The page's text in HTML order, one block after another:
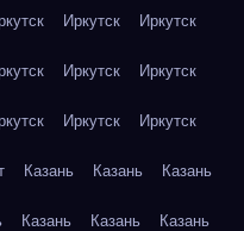
Иркутск Иркутск
Иркутск Иркутск
Иркутск Иркутск
Казань Казань Казань
Казань Казань Казань